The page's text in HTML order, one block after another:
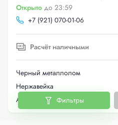
Открыто до 23:59
+7 (921) 070-01-06
Расчёт наличными
Черный металлолом
Нержавейка
Автомобили Фильтры